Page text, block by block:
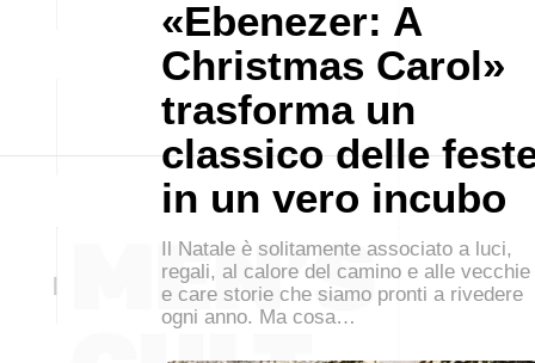
«Ebenezer: A
Christmas Carol»
trasforma un
classico delle
in un vero incubo
Il Natale è solitamente associato a luci,
regali, al calore del camino e alle vecchie
e care storie che siamo pronti a rivedere
ogni anno. Ma cosa…